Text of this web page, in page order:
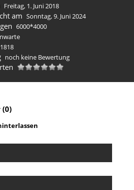
Freitag, 1. Juni 2018
am Sonntag, 9. Juni 2024
6000*4000
noch keine Bewertung